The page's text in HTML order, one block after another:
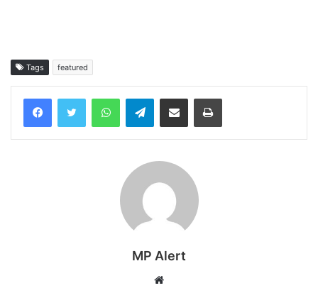
Tags featured
WhatsAppTelegramShare via Email Print
MP Alert
Website